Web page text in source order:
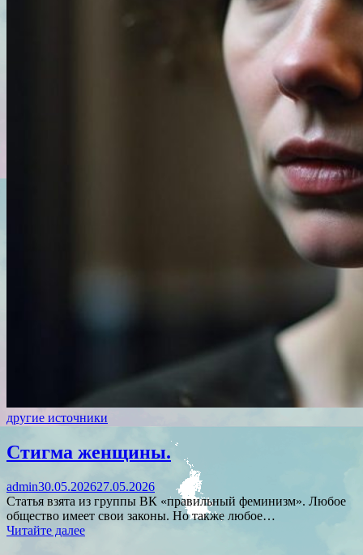
другие источники
Стигма женщины.
admin30.05.202627.05.2026
Статья взята из группы ВК «правильный феминизм». Любое
общество имеет свои законы. Но также любое…
Читайте далее